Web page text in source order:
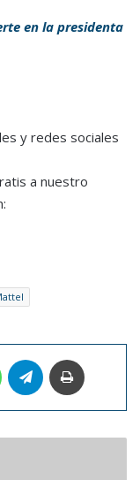
en la presidenta
y redes sociales
a nuestro
WhatsAppTelegram